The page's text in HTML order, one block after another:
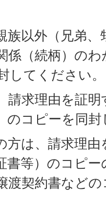
族以外（兄弟
係（続柄）の
してください。
請求理由を証
のコピーを同
方は、請求理
書等）のコピ
渡契約書など